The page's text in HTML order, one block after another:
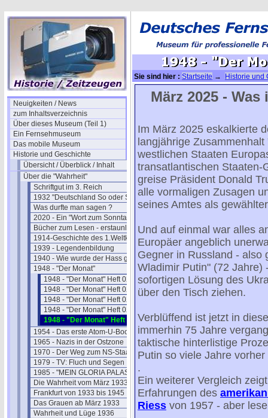
Neuigkeiten / News
zum Inhaltsverzeichnis
Über dieses Museum (Teil 1)
Ein Fernsehmuseum
Das mobile Museum
Historie und Geschichte
Übersicht / Überblick / Inhalt
Über die "Wahrheit"
Schriftgut im 3. Reich
1932 "Deutschland So oder So"
Was durfte man sagen ?
2020 - Ein "Wort zum Sonntag"
Bücher zum Lesen - erstaunlich
1914-Geschichte des 1.Weltkriegs
1939 - Legendenbildung
1940 - Wie wurde der Hass geschürt ?
1948 - "Der Monat"
1948 - "Der Monat" Heft 02/1
1948 - "Der Monat" Heft 02/2
1948 - "Der Monat" Heft 02/3
1948 - "Der Monat" Heft 02/4
1948 - "Der Monat" Heft 02/5
1954 - Das erste Atom-U-Boot
1965 - Nazis in der Ostzone
1970 - Der Weg zum NS-Staat
1979 - TV: Fluch und Segen
1985 - "MEIN GLORIA PALAST"
Die Wahrheit vom März 1933
Frankfurt von 1933 bis 1945
Das Grauen ab März 1933
Wahrheit und Lüge 1936
Sie sind hier : Startseite →
Historie und
- "Der Monat" Heft 02/5
März 2025 -
Im März 2025 eskalkierte
langjährige
westlichen Staaten
transatlantischen Staaten-
greise Präsident Donald
alle vormaligen Zusagen
seines Amtes als
Und auf einmal war alles
Europäer angeblich
Gegner in Russland - also
Wladimir Putin" (72 Jahre)
sofortigen Lösung des
über den Tisch ziehen.
Verblüffend ist jetzt in
immerhin 75 Jahre
taktische hinterlistige
Putin so viele Jahre
.
Ein weiterer Vergleich
Erfahrungen des
Riess von 1957 - aber